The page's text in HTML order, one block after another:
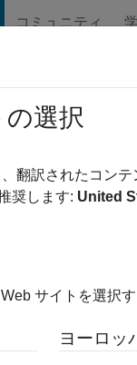
コミュニティ
Software
Since R2024b
An
Use theFunctions
選択
翻訳されたコン
奨します: United
サイトを選択
ヨーロッ